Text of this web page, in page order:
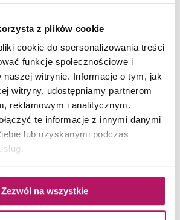
z plików cookie
cookie do spersonalizowania treści
funkcje społecznościowe i
naszej witrynie. Informacje o tym, jak
witryny, udostępniamy partnerom
reklamowym i analitycznym.
te informacje z innymi danymi
lub uzyskanymi podczas
Zezwól na wszystkie
ZOBACZ PRODUKT